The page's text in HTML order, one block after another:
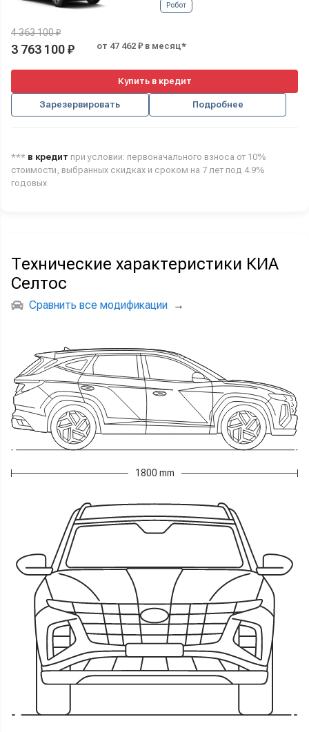
Робот
4 363 100 ₽
3 763 100 ₽ от 47 462 ₽ в месяц*
Купить в кредит
Зарезервировать Подробнее
*** в кредит при условии: первоначального взноса от 10%
стоимости, выбранных скидках и сроком на 7 лет под 4.9%
годовых
Технические характеристики КИА
Селтос
Сравнить все модификации →
1800 mm